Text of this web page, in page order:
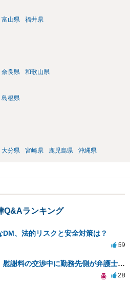
富山県 福井県
奈良県 和歌山県
島根県
大分県 宮崎県 鹿児島県 沖縄県
Q&Aランキング
、法的リスクと安全対策は？
59
パワハラ被害で退職。慰謝料の交渉中に勤務先側が弁護士を立ててきました
28